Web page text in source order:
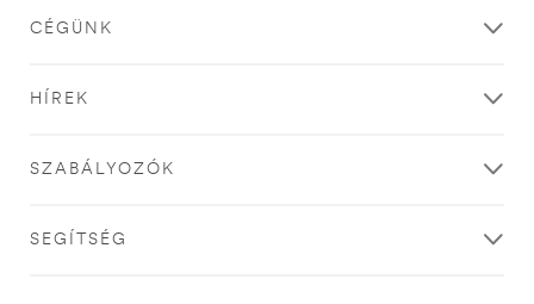
CÉGÜNK
HÍREK
SZABÁLYOZÓK
SEGÍTSÉG